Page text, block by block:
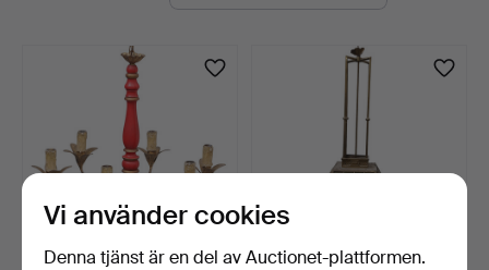
Vi använder cookies
Denna tjänst är en del av Auctionet-plattformen.